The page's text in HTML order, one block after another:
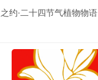
约·二十四节气植物物语